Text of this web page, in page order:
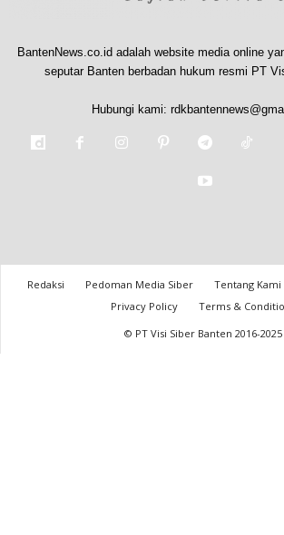
BantenNews.co.id adalah website media online
seputar Banten berbadan hukum resmi PT
Hubungi kami:
Redaksi Pedoman Media Siber Tentang Kami
Privacy Policy
Terms &
© PT Visi Siber Banten 2016-2025